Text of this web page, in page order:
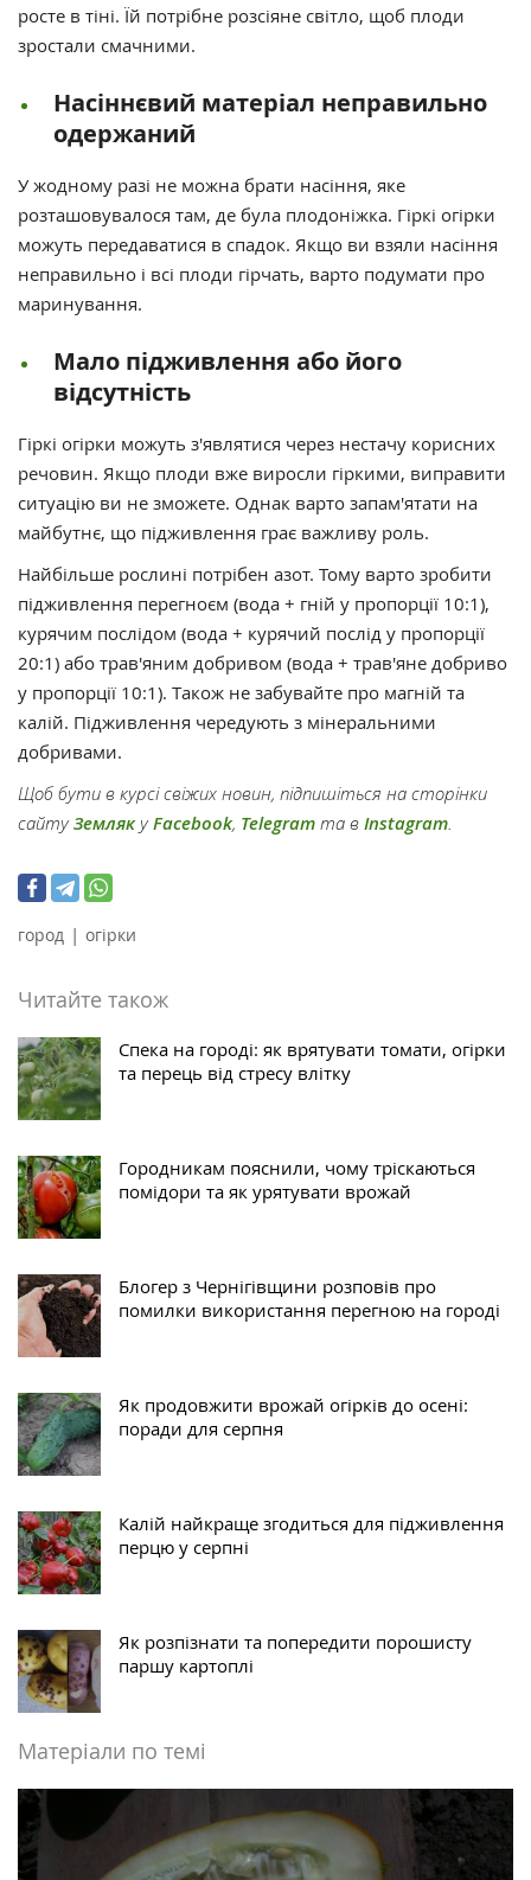
росте в тіні. Їй потрібне розсіяне світло, щоб плоди
зростали смачними.
Насіннєвий матеріал неправильно
одержаний
У жодному разі не можна брати насіння, яке
розташовувалося там, де була плодоніжка. Гіркі огірки
можуть передаватися в спадок. Якщо ви взяли насіння
неправильно і всі плоди гірчать, варто подумати про
маринування.
Мало підживлення або його
відсутність
Гіркі огірки можуть з'являтися через нестачу корисних
речовин. Якщо плоди вже виросли гіркими, виправити
ситуацію ви не зможете. Однак варто запам'ятати на
майбутнє, що підживлення грає важливу роль.
Найбільше рослині потрібен азот. Тому варто зробити
підживлення перегноєм (вода + гній у пропорції 10:1),
курячим послідом (вода + курячий послід у пропорції
20:1) або трав'яним добривом (вода + трав'яне добриво
у пропорції 10:1). Також не забувайте про магній та
калій. Підживлення чередують з мінеральними
добривами.
Щоб бути в курсі свіжих новин, підпишіться на сторінки
сайтуЗемлякуFacebook, Telegram та в Instagram
город | огірки
Читайте також
Спека на городі: як врятувати томати, огірки
та перець від стресу влітку
Городникам пояснили, чому тріскаються
помідори та як урятувати врожай
Блогер з Чернігівщини розповів про
помилки використання перегною на городі
Як продовжити врожай огірків до осені:
поради для серпня
Калій найкраще згодиться для підживлення
перцю у серпні
Як розпізнати та попередити порошисту
паршу картоплі
Матеріали по темі